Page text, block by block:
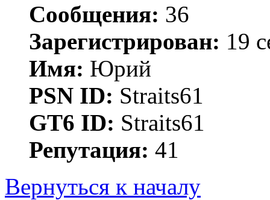
Сообщения: 36
Зарегистрирован: 19
Имя: Юрий
PSN ID: Straits61
GT6 ID: Straits61
Репутация: 41
Вернуться к началу